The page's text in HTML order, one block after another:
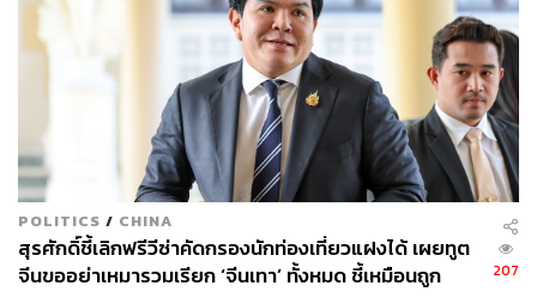
POLITICS / CHINA
สุรศักดิ์ชี้เลิกฟรีวีซ่าคัดกรองนักท่องเที่ยวแฝงได้ เผยทูต
จีนขออย่าเหมารวมเรียก ‘จีนเทา’ ทั้งหมด ชี้เหมือนถูก
207